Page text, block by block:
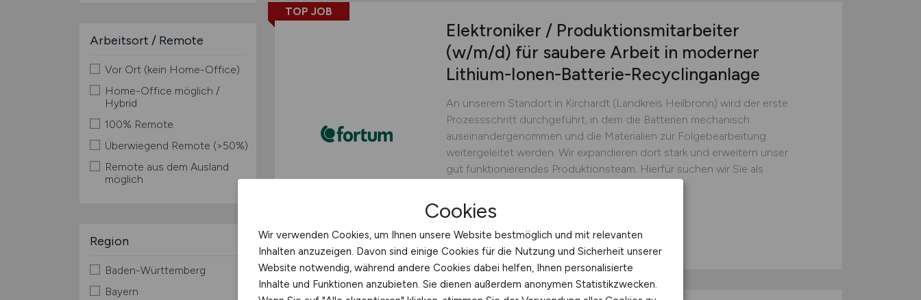
Arbeitsort / Remote
Vor Ort (kein Home-Office)
Home-Office möglich /
Hybrid
100% Remote
Überwiegend Remote (>50%)
Remote aus dem Ausland
möglich
Region
Baden-Württemberg
Bayern
TOP JOB
Elektroniker / Produktionsmitarbeiter
(w/m/d) für saubere Arbeit in moderner
Lithium-Ionen-Batterie-Recyclinganlage
An unserem Standort in Kirchardt (Landkreis Heilbronn) wird der erste
Prozessschritt durchgeführt, in dem die Batterien mechanisch
auseinandergenommen und die Materialien zur Folgebearbeitung
weitergeleitet werden. Wir expandieren dort stark und erweitern unser
gut funktionierendes Produktionsteam. Hierfür suchen wir Sie als
engagierten und sicherheitsbewussten (w/m/d)...
Fortum Batterie Recycling GmbH
heute Kirchardt
Cookies
Wir verwenden Cookies, um Ihnen unsere Website bestmöglich und mit relevanten
Inhalten anzuzeigen. Davon sind einige Cookies für die Nutzung und Sicherheit unserer
Website notwendig, während andere Cookies dabei helfen, Ihnen personalisierte
Inhalte und Funktionen anzubieten. Sie dienen außerdem anonymen Statistikzwecken.